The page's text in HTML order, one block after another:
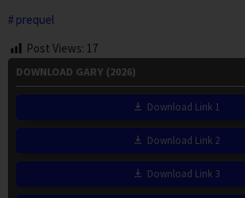
prequel
Post Views: 17
DOWNLOAD GARY (2026)
Download Link 1
Download Link 2
Download Link 3